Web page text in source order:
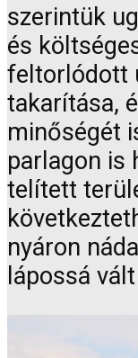
szerintük
és
feltorlódott
takarítása,
minőségét
parlagon is
telített
nyáron
lápossá